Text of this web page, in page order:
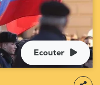
Ecouter